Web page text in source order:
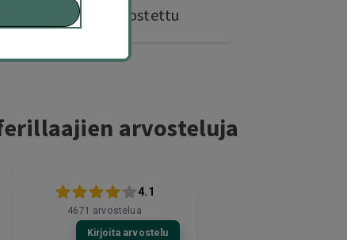
295 kohdetta ostettu
arvosteluja
4.1
4671 arvostelua
Kirjoita arvostelu